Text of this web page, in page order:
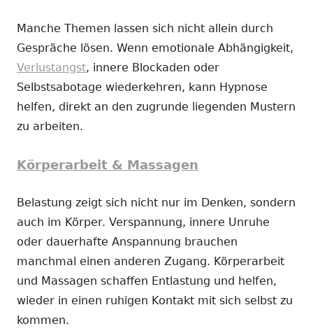
Manche Themen lassen sich nicht allein durch
Gespräche lösen. Wenn emotionale Abhängigkeit,
Verlustangst, innere Blockaden oder
Selbstsabotage wiederkehren, kann Hypnose
helfen, direkt an den zugrunde liegenden Mustern
zu arbeiten.
Körperarbeit & Massagen
Belastung zeigt sich nicht nur im Denken, sondern
auch im Körper. Verspannung, innere Unruhe
oder dauerhafte Anspannung brauchen
manchmal einen anderen Zugang. Körperarbeit
und Massagen schaffen Entlastung und helfen,
wieder in einen ruhigen Kontakt mit sich selbst zu
kommen.